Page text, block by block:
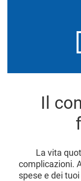
Il
La vita
complicazioni.
spese e dei